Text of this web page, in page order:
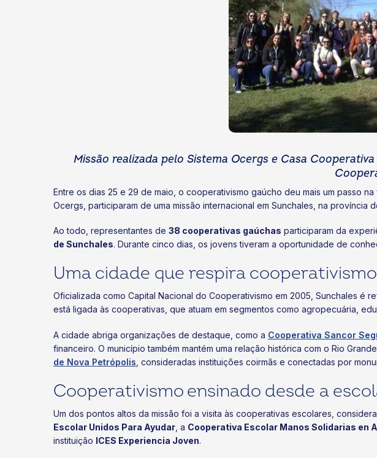
Missão realizada pelo Sistema Ocergs e Casa
Entre os dias 25 e 29 de maio, o cooperativismo gaúcho deu mais um passo
Ocergs, participaram de uma missão internacional em Sunchales, na
Ao todo, representantes de 38 cooperativas gaúchas participaram da
de Sunchales. Durante cinco dias, os jovens tiveram a oportunidade de
Uma cidade que respira cooperativismo
Oficializada como Capital Nacional do Cooperativismo em 2005, Sunchales é
está ligada às cooperativas, que atuam em segmentos como agropecuária,
A cidade abriga organizações de destaque, como a Cooperativa Sancor
financeiro. O município também mantém uma relação histórica com o Rio
de Nova Petrópolis , consideradas instituições coirmãs e conectadas por
Cooperativismo ensinado desde a
Um dos pontos altos da missão foi a visita às cooperativas escolares,
Escolar Unidos Para Ayudar , a Cooperativa Escolar Manos Solidarias en
instituição ICES Experiencia Joven.